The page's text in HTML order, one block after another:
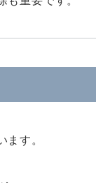
す。